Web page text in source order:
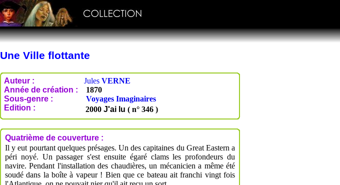
Une Ville flottante
Auteur : Jules VERNE
Année de création :
1870
Sous-genre :
Voyages Imaginaires
Edition :
2000 J'ai lu ( n° 346 )
Quatrième de couverture :
Il y eut pourtant quelques présages. Un des capitaines du Great Eastern a
péri noyé. Un passager s'est ensuite égaré clams les profondeurs du
navire. Pendant l'installation des chaudières, un mécanicien a même été
soudé dans la boîte à vapeur ! Bien que ce bateau ait franchi vingt fois